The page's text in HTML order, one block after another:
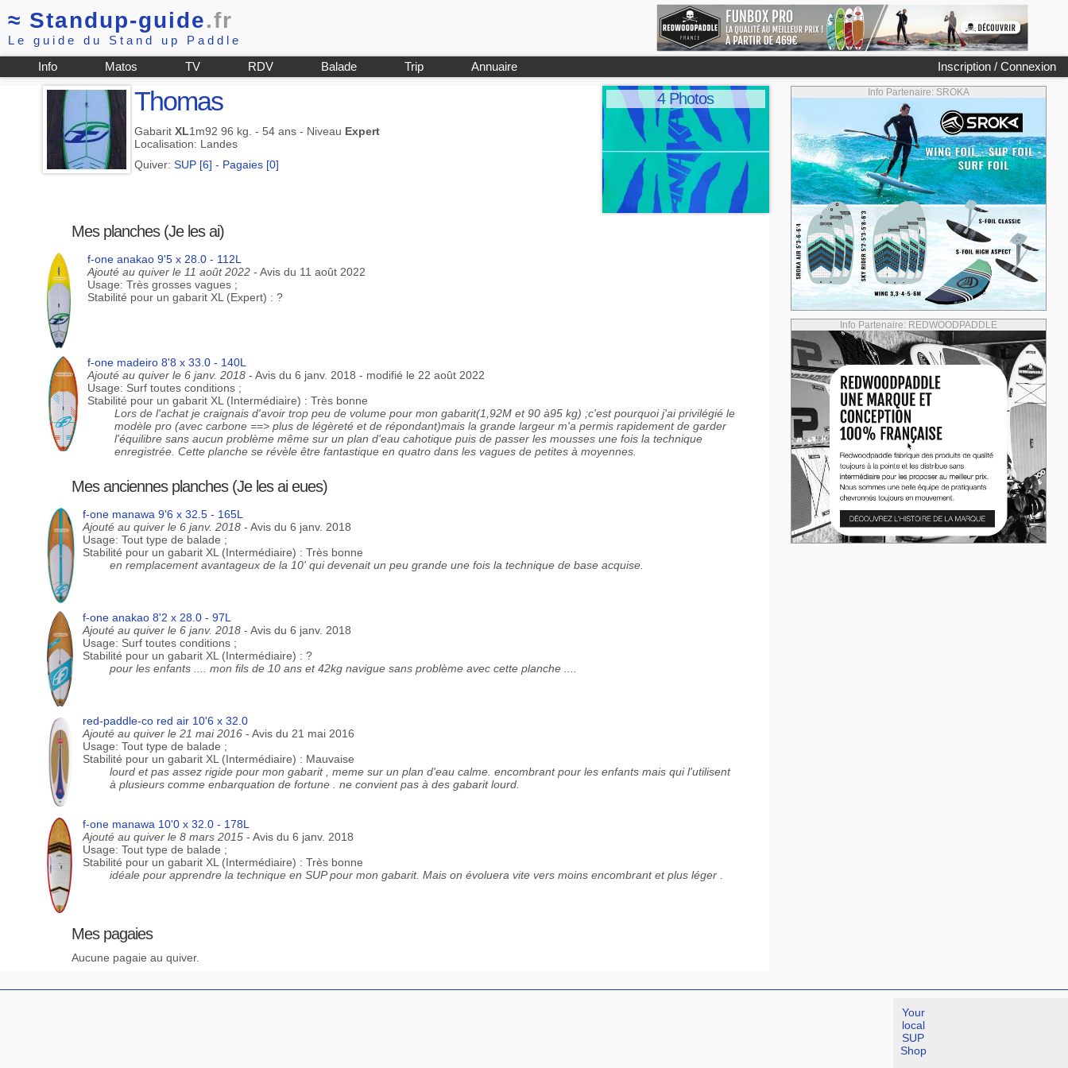
≈ Standup-guide.fr
Le guide du Stand up Paddle
Inscription / Connexion
Info Matos TV RDV Balade Trip Annuaire
4 Photos
Thomas
Gabarit XL1m92 96 kg. - 54 ans - Niveau Expert
Localisation: Landes
Quiver: SUP [6] - Pagaies [0]
Mes planches (Je les ai)
f-one anakao 9'5 x 28.0 - 112L
Ajouté au quiver le 11 août 2022 - Avis du 11 août 2022
Usage: Très grosses vagues ;
Stabilité pour un gabarit XL (Expert) : ?
f-one madeiro 8'8 x 33.0 - 140L
Ajouté au quiver le 6 janv. 2018 - Avis du 6 janv. 2018 - modifié le 22 août 2022
Usage: Surf toutes conditions ;
Stabilité pour un gabarit XL (Intermédiaire) : Très bonne
Lors de l'achat je craignais d'avoir trop peu de volume pour mon gabarit(1,92M et 90 à95 kg) ;c'est pourquoi j'ai privilégié le
modèle pro (avec carbone ==> plus de légèreté et de répondant)mais la grande largeur m'a permis rapidement de garder
l'équilibre sans aucun problème même sur un plan d'eau cahotique puis de passer les mousses une fois la technique
enregistrée. Cette planche se révèle être fantastique en quatro dans les vagues de petites à moyennes.
Mes anciennes planches (Je les ai eues)
f-one manawa 9'6 x 32.5 - 165L
Ajouté au quiver le 6 janv. 2018 - Avis du 6 janv. 2018
Usage: Tout type de balade ;
Stabilité pour un gabarit XL (Intermédiaire) : Très bonne
en remplacement avantageux de la 10' qui devenait un peu grande une fois la technique de base acquise.
f-one anakao 8'2 x 28.0 - 97L
Ajouté au quiver le 6 janv. 2018 - Avis du 6 janv. 2018
Usage: Surf toutes conditions ;
Stabilité pour un gabarit XL (Intermédiaire) : ?
pour les enfants .... mon fils de 10 ans et 42kg navigue sans problème avec cette planche ....
red-paddle-co red air 10'6 x 32.0
Ajouté au quiver le 21 mai 2016 - Avis du 21 mai 2016
Usage: Tout type de balade ;
Stabilité pour un gabarit XL (Intermédiaire) : Mauvaise
lourd et pas assez rigide pour mon gabarit , meme sur un plan d'eau calme. encombrant pour les enfants mais qui l'utilisent
à plusieurs comme enbarquation de fortune . ne convient pas à des gabarit lourd.
f-one manawa 10'0 x 32.0 - 178L
Ajouté au quiver le 8 mars 2015 - Avis du 6 janv. 2018
Usage: Tout type de balade ;
Stabilité pour un gabarit XL (Intermédiaire) : Très bonne
idéale pour apprendre la technique en SUP pour mon gabarit. Mais on évoluera vite vers moins encombrant et plus léger .
Mes pagaies
Aucune pagaie au quiver.
Info Partenaire: SROKA
Info Partenaire: REDWOODPADDLE
Your
local
SUP
Shop